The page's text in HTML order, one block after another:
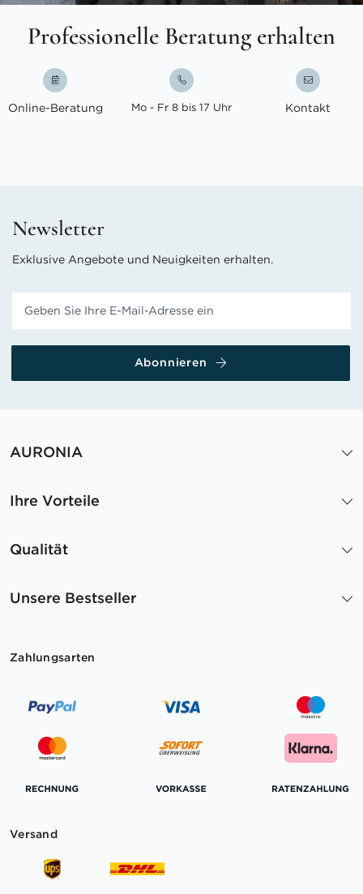
Professionelle Beratung erhalten
Online-Beratung Mo - Fr 8 bis 17 Uhr Kontakt
Newsletter
Exklusive Angebote und Neuigkeiten erhalten.
Abonnieren
AURONIA
Ihre Vorteile
Qualität
Unsere Bestseller
Zahlungsarten
Versand